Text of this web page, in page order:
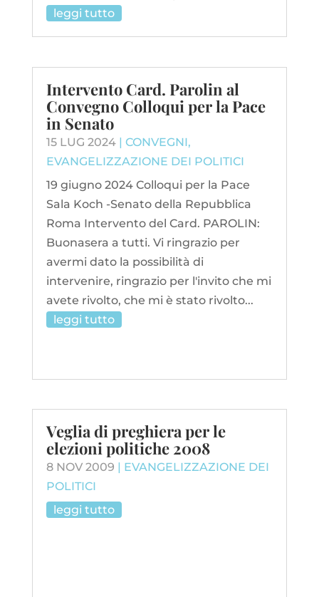
leggi tutto
Intervento Card. Parolin al
Convegno Colloqui per la Pace
in Senato
15 LUG 2024| CONVEGNI,
EVANGELIZZAZIONE DEI POLITICI
19 giugno 2024 Colloqui per la Pace
Sala Koch -Senato della Repubblica
Roma Intervento del Card. PAROLIN:
Buonasera a tutti. Vi ringrazio per
avermi dato la possibilità di
intervenire, ringrazio per l'invito che mi
avete rivolto, che mi è stato rivolto...
leggi tutto
Veglia di preghiera per le
elezioni politiche 2008
8 NOV 2009 | EVANGELIZZAZIONE DEI
POLITICI
leggi tutto